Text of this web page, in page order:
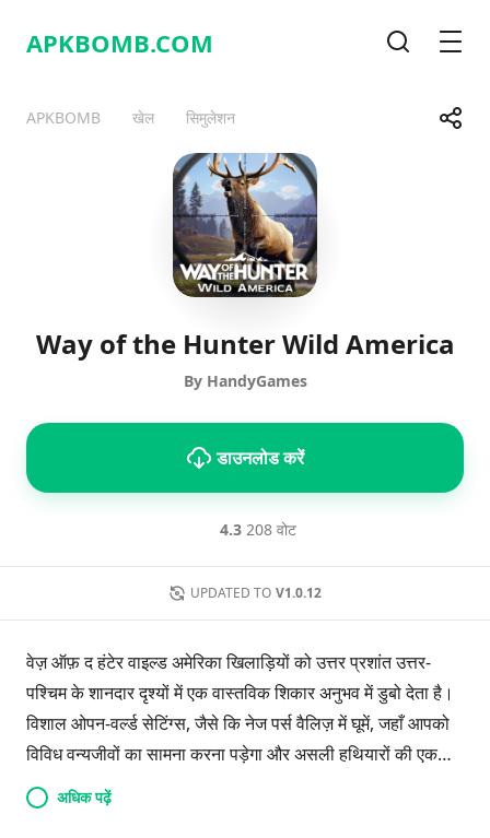
APKBOMB.COM
APKBOMB खेल सिमुलेशन साझा
TelegramFacebook
Way of the Hunter Wild America
By HandyGames
डाउनलोड करें
4.3 208 वोट
UPDATED TO V1.0.12
वेज़ ऑफ़ द हंटेर वाइल्ड अमेरिका खिलाड़ियों को उत्तर प्रशांत उत्तर-
पश्चिम के शानदार दृश्यों में एक वास्तविक शिकार अनुभव में डुबो देता है।
विशाल ओपन-वर्ल्ड सेटिंग्स, जैसे कि नेज पर्स वैलिज़ में घूमें, जहाँ आपको
विविध वन्यजीवों का सामना करना पड़ेगा और असली हथियारों की एक
श्रृंखला का उपयोग करना होगा। गेम एक परिवार की शिकार की विरासत
के चारों ओर एक कहानी बुनता है, जो नैतिक दुविधाएँ और एक
अधिक पढ़ें